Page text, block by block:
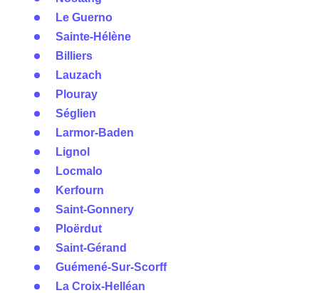
Le Guerno
Sainte-Hélène
Billiers
Lauzach
Plouray
Séglien
Larmor-Baden
Lignol
Locmalo
Kerfourn
Saint-Gonnery
Ploërdut
Saint-Gérand
Guémené-Sur-Scorff
La Croix-Helléan